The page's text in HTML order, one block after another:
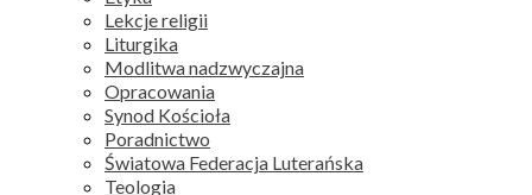
Lekcje religii
Liturgika
Modlitwa nadzwyczajna
Opracowania
Synod Kościoła
Poradnictwo
Światowa Federacja Luterańska
Teologia